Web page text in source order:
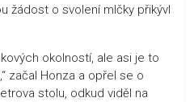
žádost o svolení mlčky přikývl
okolností, ale asi je to
začal Honza a opřel se o
stolu, odkud viděl na